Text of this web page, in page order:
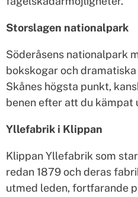
Storslagen nationalpark
Söderåsens nationalpark
bokskogar och
Skånes högsta punkt,
benen efter att du kämpat
Yllefabrik i Klippan
Klippan Yllefabrik som
redan 1879 och deras
utmed leden, fortfarande